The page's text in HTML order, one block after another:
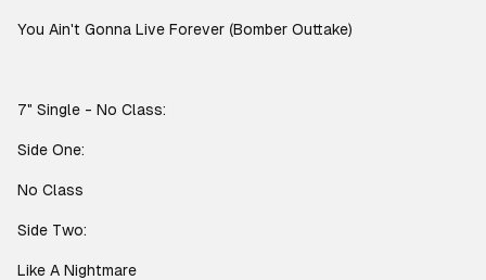
You Ain't Gonna Live Forever (Bomber Outtake)
7" Single - No Class:
Side One:
No Class
Side Two:
Like A Nightmare